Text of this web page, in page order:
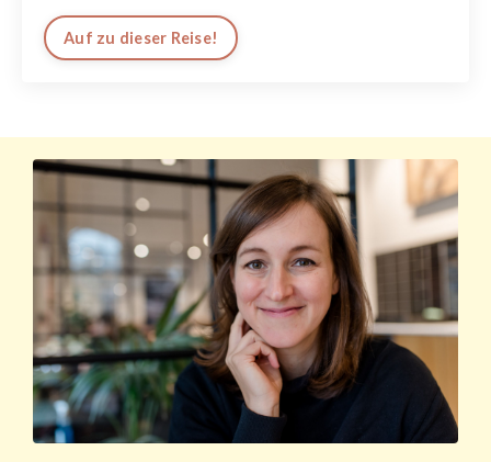
Auf zu dieser Reise!